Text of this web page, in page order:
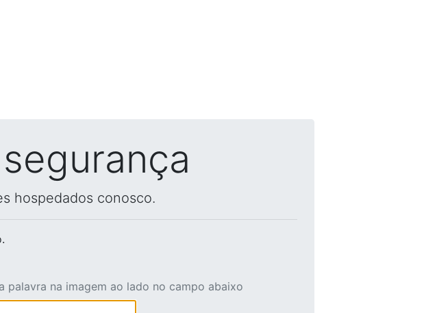
hospedados conosco.
palavra na imagem ao lado no campo abaixo